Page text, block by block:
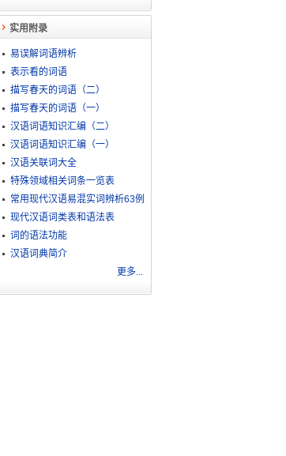
实用附录
易误解词语辨析
表示看的词语
描写春天的词语（二）
描写春天的词语（一）
汉语词语知识汇编（二）
汉语词语知识汇编（一）
汉语关联词大全
特殊领域相关词条一览表
常用现代汉语易混实词辨析63例
现代汉语词类表和语法表
词的语法功能
汉语词典简介
更多...